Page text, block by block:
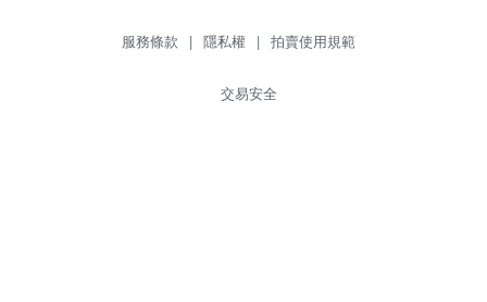
服務條款 | 隱私權 | 拍賣使用規範
交易安全